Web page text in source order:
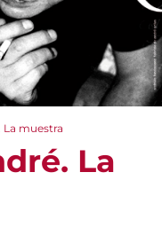
La muestra
La